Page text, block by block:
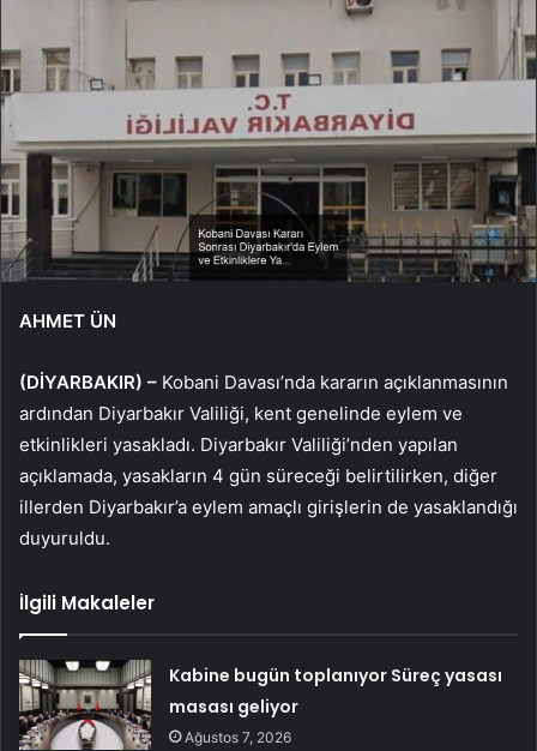
AHMET ÜN
(DİYARBAKIR) – Kobani Davası’nda kararın açıklanmasının
ardından Diyarbakır Valiliği, kent genelinde eylem ve
etkinlikleri yasakladı. Diyarbakır Valiliği’nden yapılan
açıklamada, yasakların 4 gün süreceği belirtilirken, diğer
illerden Diyarbakır’a eylem amaçlı girişlerin de yasaklandığı
duyuruldu.
İlgili Makaleler
Kabine bugün toplanıyor Süreç yasası
masası geliyor
Ağustos 7, 2026